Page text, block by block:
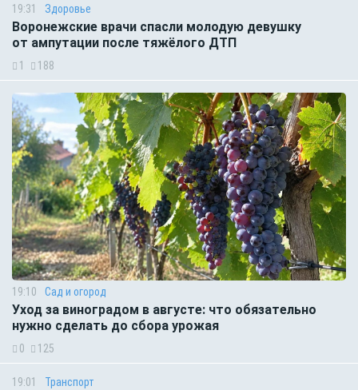
19:31 Здоровье
Воронежские врачи спасли молодую девушку
от ампутации после тяжёлого ДТП
1 188
19:10 Сад и огород
Уход за виноградом в августе: что обязательно
нужно сделать до сбора урожая
0 125
19:01 Транспорт